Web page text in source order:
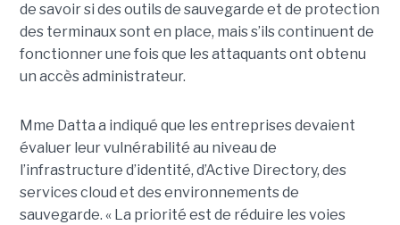
de savoir si des outils de sauvegarde et de protection
des terminaux sont en place, mais s’ils continuent de
fonctionner une fois que les attaquants ont obtenu
un accès administrateur.
Mme Datta a indiqué que les entreprises devaient
évaluer leur vulnérabilité au niveau de
l’infrastructure d’identité, d’Active Directory, des
services cloud et des environnements de
sauvegarde. « La priorité est de réduire les voies